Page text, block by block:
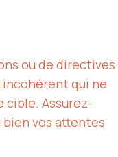
ou de directives
qui ne
cible. Assurez-
bien vos attentes